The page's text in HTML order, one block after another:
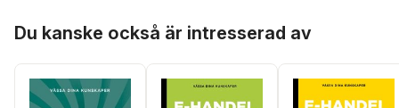
Du kanske också är intresserad av